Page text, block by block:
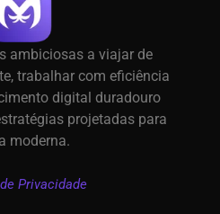
ambiciosas a viajar de
trabalhar com eficiência
digital duradouro
projetadas para
moderna.
Privacidade